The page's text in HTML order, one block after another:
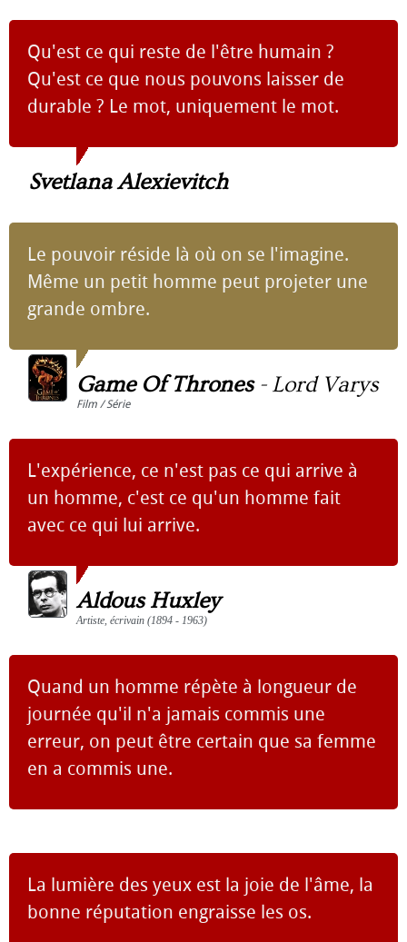
Qu'est ce qui reste de l'être humain ?
Qu'est ce que nous pouvons laisser de
durable ? Le mot, uniquement le mot.
Svetlana Alexievitch
Le pouvoir réside là où on se l'imagine.
Même un petit homme peut projeter une
grande ombre.
Game Of Thrones- Lord Varys
Film / Série
L'expérience, ce n'est pas ce qui arrive à
un homme, c'est ce qu'un homme fait
avec ce qui lui arrive.
Aldous Huxley
Artiste, écrivain (1894 - 1963)
Quand un homme répète à longueur de
journée qu'il n'a jamais commis une
erreur, on peut être certain que sa femme
en a commis une.
La lumière des yeux est la joie de l'âme, la
bonne réputation engraisse les os.